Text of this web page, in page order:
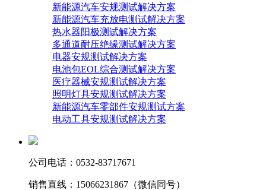
新能源汽车安规测试解决方案
新能源汽车充放电测试解决方案
热水器阳极测试解决方案
多通道耐压绝缘测试解决方案
电器安规测试解决方案
电池包EOL综合测试解决方案
医疗器械安规测试解决方案
照明灯具安规测试解决方案
新能源汽车零部件安规测试方案
电动工具安规测试解决方案
公司电话：0532-83717671
销售直线：15066231867（微信同号）